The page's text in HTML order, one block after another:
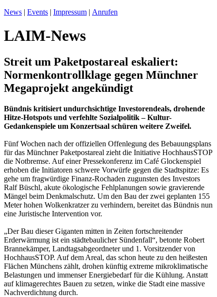
News | Events | Impressum | Anrufen
LAIM-News
Streit um Paketpostareal eskaliert:
Normenkontrollklage gegen Münchner
Megaprojekt angekündigt
Bündnis kritisiert undurchsichtige Investorendeals, drohende
Hitze-Hotspots und verfehlte Sozialpolitik – Kultur-
Gedankenspiele um Konzertsaal schüren weitere Zweifel.
Fünf Wochen nach der offiziellen Offenlegung des Bebauungsplans
für das Münchner Paketpostareal zieht die Initiative HochhausSTOP
die Notbremse. Auf einer Pressekonferenz im Café Glockenspiel
erhoben die Initiatoren schwere Vorwürfe gegen die Stadtspitze: Es
gehe um fragwürdige Finanz-Rochaden zugunsten des Investors
Ralf Büschl, akute ökologische Fehlplanungen sowie gravierende
Mängel beim Denkmalschutz. Um den Bau der zwei geplanten 155
Meter hohen Wolkenkratzer zu verhindern, bereitet das Bündnis nun
eine Juristische Intervention vor.
„Der Bau dieser Giganten mitten in Zeiten fortschreitender
Erderwärmung ist ein städtebaulicher Sündenfall“, betonte Robert
Brannekämper, Landtagsabgeordneter und 1. Vorsitzender von
HochhausSTOP. Auf dem Areal, das schon heute zu den heißesten
Flächen Münchens zählt, drohen künftig extreme mikroklimatische
Belastungen und immenser Energiebedarf für die Kühlung. Anstatt
auf klimagerechtes Bauen zu setzen, winke die Stadt eine massive
Nachverdichtung durch.